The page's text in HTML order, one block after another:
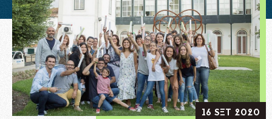
PARCEIROS
CONTACTOS
16 SET 2020